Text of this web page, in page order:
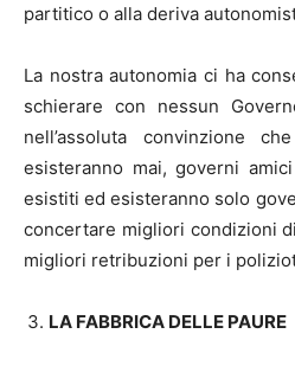
partitico o alla deriva
La nostra autonomia ci ha
schierare con nessun
nell’assoluta convinzione
esisteranno mai, governi
esistiti ed esisteranno solo
concertare migliori condizioni
migliori retribuzioni per i
LA FABBRICA DELLE PAURE